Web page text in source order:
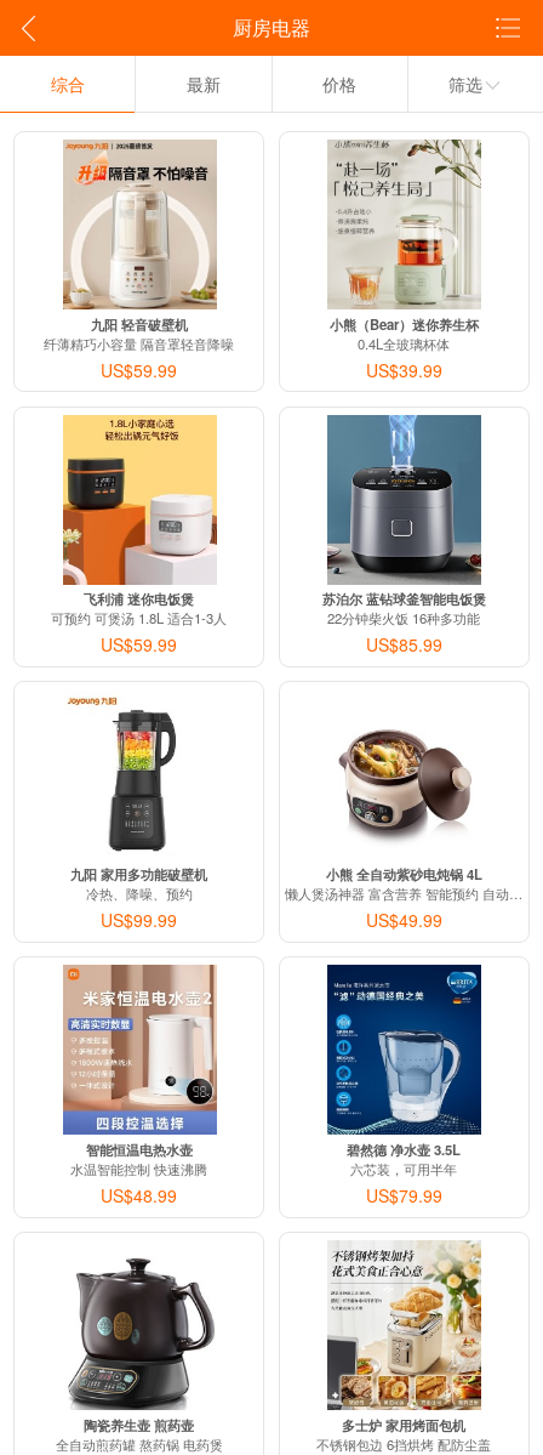
厨房电器
综合 最新 价格 筛选
九阳 轻音破壁机
纤薄精巧小容量 隔音罩轻音降噪
US$59.99
小熊（Bear）迷你养生杯
0.4L全玻璃杯体
US$39.99
飞利浦 迷你电饭煲
可预约 可煲汤 1.8L 适合1-3人
US$59.99
苏泊尔 蓝钻球釜智能电饭煲
22分钟柴火饭 16种多功能
US$85.99
九阳 家用多功能破壁机
冷热、降噪、预约
US$99.99
小熊 全自动紫砂电炖锅 4L
懒人煲汤神器 富含营养 智能预约 自动保温
US$49.99
智能恒温电热水壶
水温智能控制 快速沸腾
US$48.99
碧然德 净水壶 3.5L
六芯装，可用半年
US$79.99
陶瓷养生壶 煎药壶
全自动煎药罐 熬药锅 电药煲
多士炉 家用烤面包机
不锈钢包边 6挡烘烤 配防尘盖